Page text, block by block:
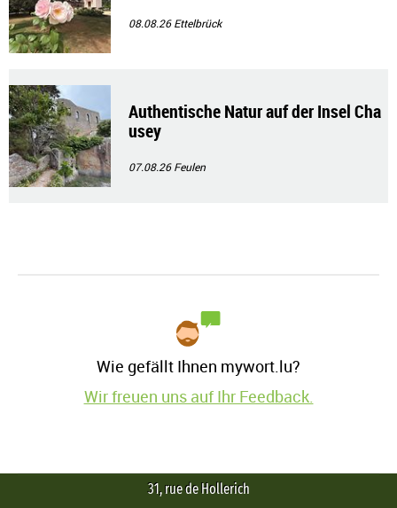
08.08.26Ettelbrück
Authentische Natur auf der Insel Cha
usey
07.08.26Feulen
Wie gefällt Ihnen mywort.lu?
Wir freuen uns auf Ihr Feedback.
31, rue de Hollerich